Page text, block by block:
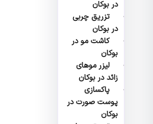
در بوکان
تزریق چربی
در بوکان
کاشت مو در
بوکان
لیزر موهای
زائد در بوکان
پاکسازی
پوست صورت در
بوکان